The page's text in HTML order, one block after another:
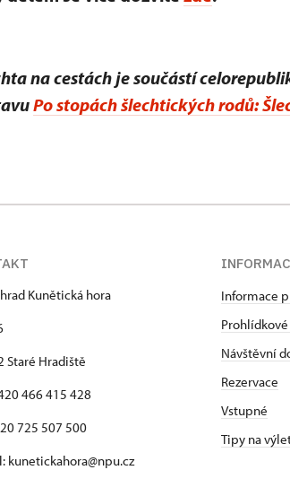
na cestách je součástí
Po stopách šlechtických rodů:
Kunětická hora
Staré Hradiště
466 415 428
725 507 500
kunetickahora@npu.cz
Informace
Návštěvní
Rezervace
Vstupné
Tipy na